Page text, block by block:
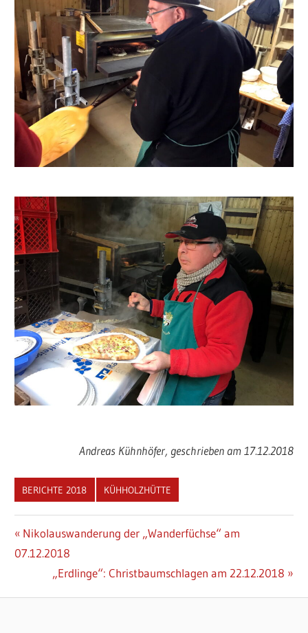
Andreas Kühnhöfer, geschrieben am 17.12.2018
BERICHTE 2018 KÜHHOLZHÜTTE
Beitragsnavigation
Vorheriger
Beitrag:
Nikolauswanderung der „Wanderfüchse“ am
07.12.2018
Nächster
„Erdlinge“: Christbaumschlagen am 22.12.2018